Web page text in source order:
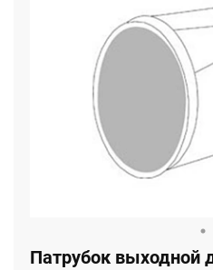
Патрубок выходной